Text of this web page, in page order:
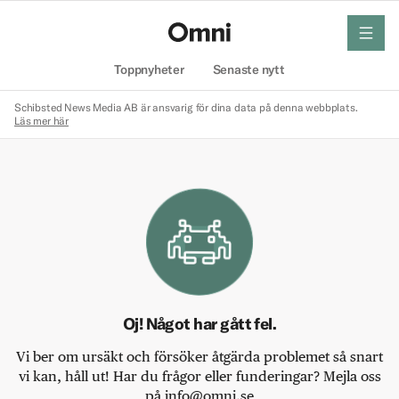
Toppnyheter Senaste nytt
meny
Schibsted News Media AB är ansvarig för dina data på denna webbplats.
Läs mer här
Oj! Något har gått fel.
Vi ber om ursäkt och försöker åtgärda problemet så snart
vi kan, håll ut! Har du frågor eller funderingar? Mejla oss